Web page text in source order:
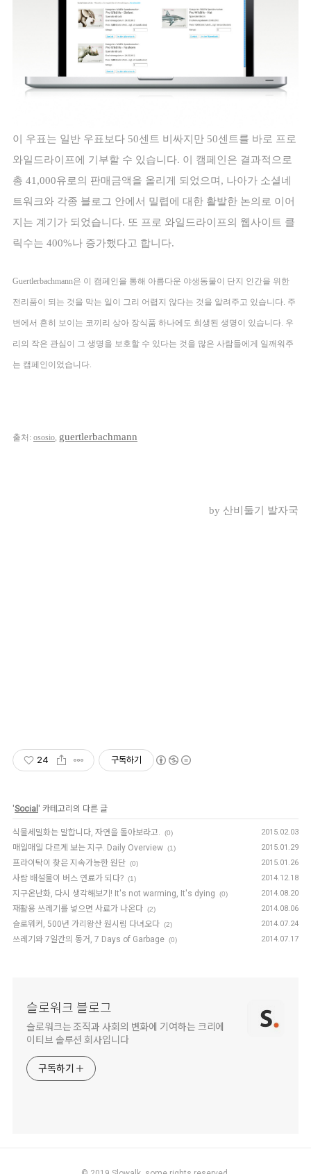
이 우표는 일반 우표보다 50센트 비싸지만 50센트를 바로 프로
와일드라이프에 기부할 수 있습니다. 이 캠페인은 결과적으로
총 41,000유로의 판매금액을 올리게 되었으며, 나아가 소셜네
트워크와 각종 블로그 안에서 밀렵에 대한 활발한 논의로 이어
지는 계기가 되었습니다. 또 프로 와일드라이프의 웹사이트 클
릭수는 400%나 증가했다고 합니다.
Guertlerbachmann은 이 캠페인을 통해 아름다운 야생동물이 단지 인간을 위한
전리품이 되는 것을 막는 일이 그리 어렵지 않다는 것을 알려주고 있습니다. 주
변에서 흔히 보이는 코끼리 상아 장식품 하나에도 희생된 생명이 있습니다. 우
리의 작은 관심이 그 생명을 보호할 수 있다는 것을 많은 사람들에게 일깨워주
는 캠페인이었습니다.
출처: ososio, guertlerbachmann
by 산비둘기 발자국
24 구독하기
'Social ' 카테고리의 다른 글
식물세밀화는 말합니다, 자연을 돌아보라고. (0) 2015.02.03
매일매일 다르게 보는 지구. Daily Overview (1) 2015.01.29
프라이탁이 찾은 지속가능한 원단 (0) 2015.01.26
사람 배설물이 버스 연료가 되다? (1) 2014.12.18
지구온난화, 다시 생각해보기! It's not warming, It's dying (0) 2014.08.20
재활용 쓰레기를 넣으면 사료가 나온다 (2) 2014.08.06
슬로워커, 500년 가리왕산 원시림 다녀오다 (2) 2014.07.24
쓰레기와 7일간의 동거, 7 Days of Garbage (0) 2014.07.17
슬로워크 블로그
슬로워크는 조직과 사회의 변화에 기여하는 크리에
이티브 솔루션 회사입니다
구독하기